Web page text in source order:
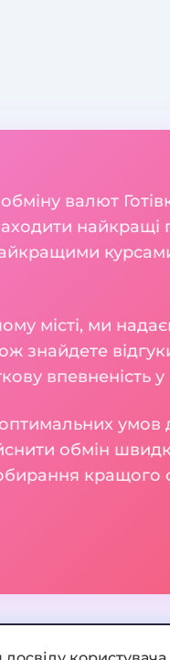
валют
найкращі
місті, ми
знайдете
впевненість
умов
обмін
кращого